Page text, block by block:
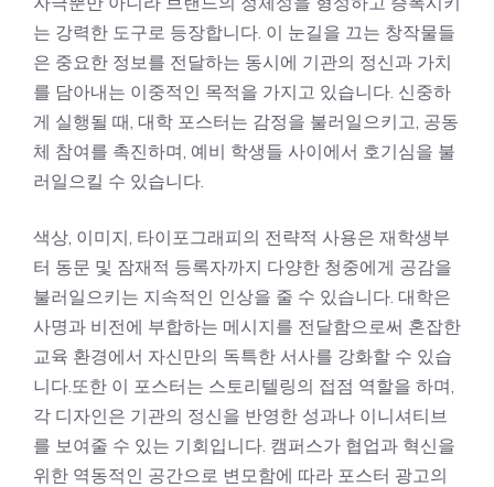
는 강력한 도구로 등장합니다. 이 눈길을 끄는 창작물들
은 중요한 정보를 전달하는 동시에 기관의 정신과 가치
를 담아내는 이중적인 목적을 가지고 있습니다. 신중하
게 실행될 때, 대학 포스터는 감정을 불러일으키고, 공동
체 참여를 촉진하며, 예비 학생들 사이에서 호기심을 불
러일으킬 수 있습니다.
색상, 이미지, 타이포그래피의 전략적 사용은 재학생부
터 동문 및 잠재적 등록자까지 다양한 청중에게 공감을
불러일으키는 지속적인 인상을 줄 수 있습니다. 대학은
사명과 비전에 부합하는 메시지를 전달함으로써 혼잡한
교육 환경에서 자신만의 독특한 서사를 강화할 수 있습
니다.또한 이 포스터는 스토리텔링의 접점 역할을 하며,
각 디자인은 기관의 정신을 반영한 성과나 이니셔티브
를 보여줄 수 있는 기회입니다. 캠퍼스가 협업과 혁신을
위한 역동적인 공간으로 변모함에 따라 포스터 광고의